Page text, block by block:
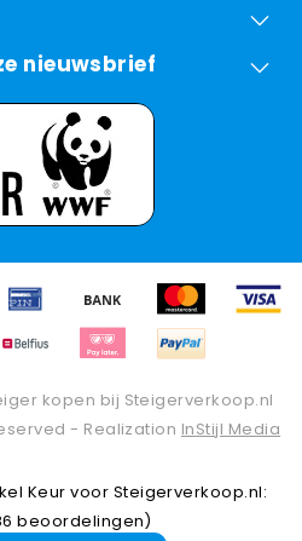
nieuwsbrief
kopen bij Steigerverkoop.nl
- Realization InStijl Media
Keur voor Steigerverkoop.nl:
beoordelingen)